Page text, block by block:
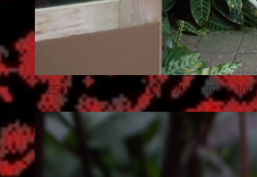
2025-10-10_15.03.19_246.JPG